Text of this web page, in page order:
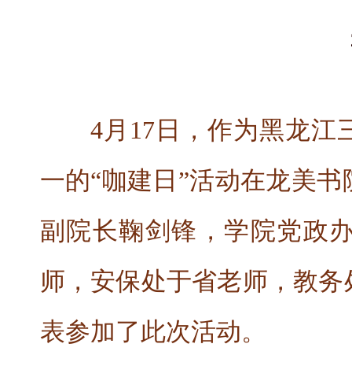
4月17日，作为黑龙江
一的“咖建日”活动在龙美
副院长鞠剑锋，学院党政
师，安保处于省老师，教
表参加了此次活动。